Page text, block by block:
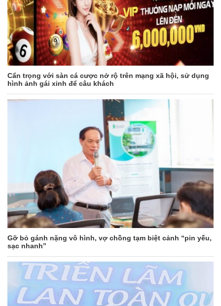
Cẩn trọng với sàn cá cược nở rộ trên mạng xã hội, sử dụng
hình ảnh gái xinh để câu khách
Gỡ bỏ gánh nặng vô hình, vợ chồng tạm biệt cảnh “pin yếu,
sạc nhanh”